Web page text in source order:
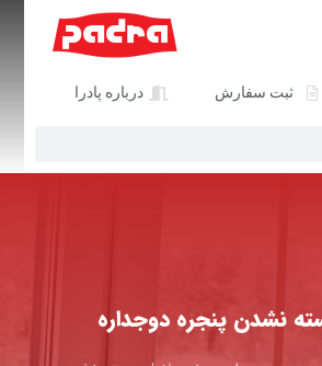
ثبت سفارش درباره پادرا
نشدن پنجره دوجداره